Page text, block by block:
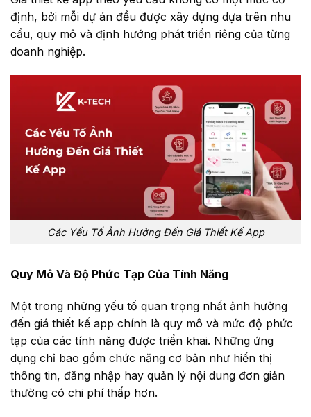
định, bởi mỗi dự án đều được xây dựng dựa trên nhu
cầu, quy mô và định hướng phát triển riêng của từng
doanh nghiệp.
Các Yếu Tố Ảnh Hưởng Đến Giá Thiết Kế App
Quy Mô Và Độ Phức Tạp Của Tính Năng
Một trong những yếu tố quan trọng nhất ảnh hưởng
đến giá thiết kế app chính là quy mô và mức độ phức
tạp của các tính năng được triển khai. Những ứng
dụng chỉ bao gồm chức năng cơ bản như hiển thị
thông tin, đăng nhập hay quản lý nội dung đơn giản
thường có chi phí thấp hơn.